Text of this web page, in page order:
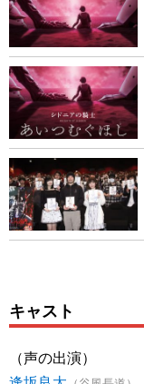
キャスト
（声の出演）